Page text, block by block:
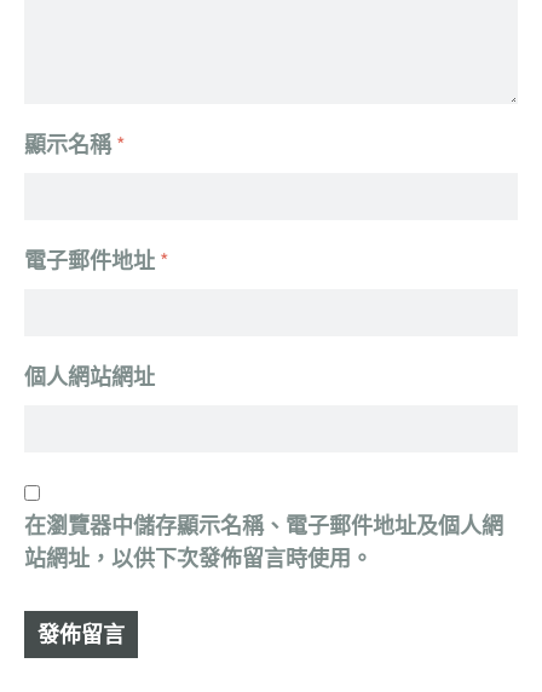
顯示名稱*
電子郵件地址 *
個人網站網址
在瀏覽器中儲存顯示名稱、電子郵件地址及個人網
站網址，以供下次發佈留言時使用。